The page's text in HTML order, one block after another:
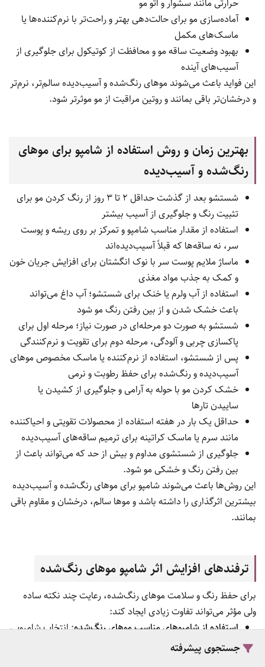
جستجوی پیشرفته
حرارتی مانند سشوار و اتو مو
آماده‌سازی مو برای حالت‌دهی بهتر و راحت‌تر با نرم‌کننده‌ها یا
ماسک‌های مکمل
بهبود وضعیت ساقه مو و محافظت از کوتیکول برای جلوگیری از
آسیب‌های آینده
این فواید باعث می‌شوند موهای رنگ‌شده و آسیب‌دیده سالم‌تر، نرم‌تر
و درخشان‌تر باقی بمانند و روتین مراقبت از مو موثرتر شود.
بهترین زمان و روش استفاده از شامپو برای موهای
رنگ‌شده و آسیب‌دیده
شستشو بعد از گذشت حداقل ۲ تا ۳ روز از رنگ کردن مو برای
تثبیت رنگ و جلوگیری از آسیب بیشتر
استفاده از مقدار مناسب شامپو و تمرکز بر روی ریشه و پوست
سر، نه ساقه‌ها که قبلاً آسیب‌دیده‌اند
ماساژ ملایم پوست سر با نوک انگشتان برای افزایش جریان خون
و کمک به جذب مواد مغذی
استفاده از آب ولرم یا خنک برای شستشو؛ آب داغ می‌تواند
باعث خشک شدن و از بین رفتن رنگ مو شود
شستشو به صورت دو مرحله‌ای در صورت نیاز؛ مرحله اول برای
پاکسازی چربی و آلودگی، مرحله دوم برای تقویت و نرم‌کنندگی
پس از شستشو، استفاده از نرم‌کننده یا ماسک مخصوص موهای
آسیب‌دیده و رنگ‌شده برای حفظ رطوبت و نرمی
خشک کردن مو با حوله به آرامی و جلوگیری از کشیدن یا
ساییدن تارها
حداقل یک بار در هفته استفاده از محصولات تقویتی و احیاکننده
مانند سرم یا ماسک کراتینه برای ترمیم ساقه‌های آسیب‌دیده
جلوگیری از شستشوی مداوم و بیش از حد که می‌تواند باعث از
بین رفتن رنگ و خشکی مو شود.
این روش‌ها باعث می‌شوند شامپو برای موهای رنگ‌شده و آسیب‌دیده
بیشترین اثرگذاری را داشته باشد و موها سالم، درخشان و مقاوم باقی
بمانند.
ترفندهای افزایش اثر شامپو موهای رنگ‌شده
برای حفظ رنگ و سلامت موهای رنگ‌شده، رعایت چند نکته ساده
ولی مؤثر می‌تواند تفاوت زیادی ایجاد کند:
استفاده از شامپوهای مناسب موهای رنگ‌شده: انتخاب شامپویی
که فاقد سولفات و مواد شوینده قوی باشد، باعث کاهش آسیب و
حفظ رنگ می‌شود.